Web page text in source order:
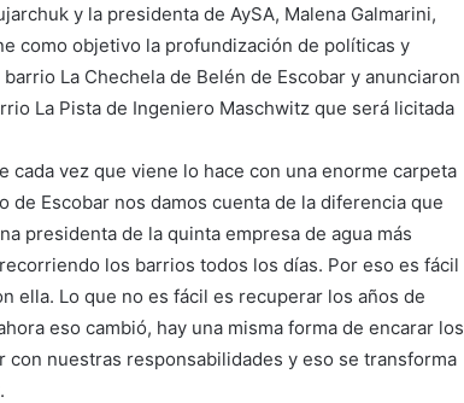
y la presidenta de AySA, Malena Galmarini,
como objetivo la profundización de políticas y
La Chechela de Belén de Escobar y anunciaron
La Pista de Ingeniero Maschwitz que será licitada
cada vez que viene lo hace con una enorme carpeta
Escobar nos damos cuenta de la diferencia que
presidenta de la quinta empresa de agua más
los barrios todos los días. Por eso es fácil
ella. Lo que no es fácil es recuperar los años de
eso cambió, hay una misma forma de encarar los
nuestras responsabilidades y eso se transforma